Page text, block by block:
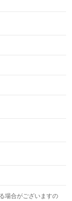
場合がございますの